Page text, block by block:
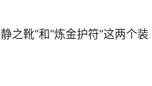
之靴”和“炼金护符”这两个装